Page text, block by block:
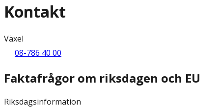
Kontakt
Växel
08-786 40 00
Faktafrågor om riksdagen och EU
Riksdagsinformation